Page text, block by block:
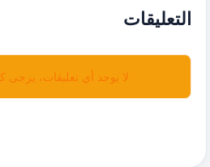
التعليقات
لا يوجد أي تعليقات، يرجى